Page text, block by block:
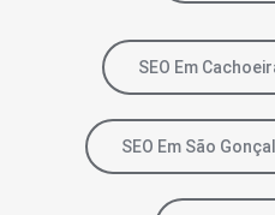
SEO Em
SEO Em São